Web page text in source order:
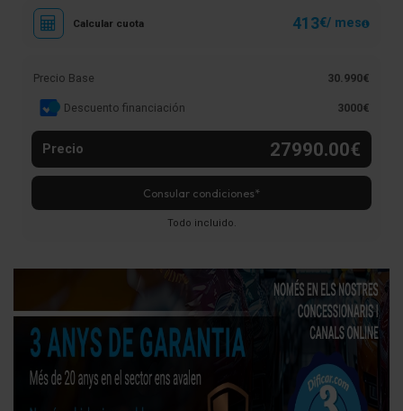
Calcular cuota 413€/ mes
Precio Base 30.990€
Descuento financiación 3000€
Precio 27990.00€
Consular condiciones*
Todo incluido.